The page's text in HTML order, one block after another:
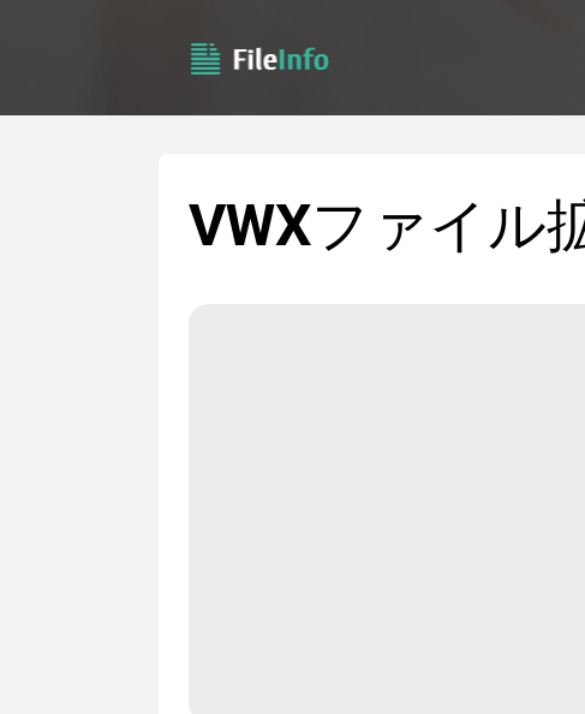
VWXファイル